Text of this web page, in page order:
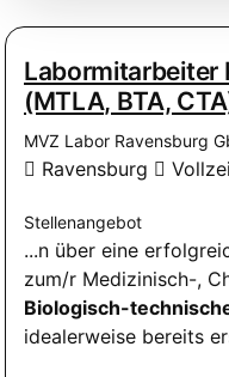
Labormitarbeiter
(MTLA, BTA,
MVZ Labor Ravensburg
Ravensburg
Stellenangebot
...n über eine
zum/r Medizinisch-,
Biologisch-
idealerweise bereits